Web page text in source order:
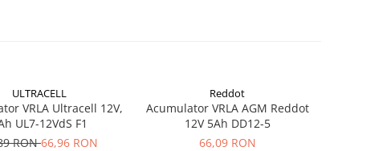
ULTRACELL
VRLA Ultracell 12V,
UL7-12VdS F1
RON66,96 RON
Reddot
Acumulator VRLA AGM Reddot
12V 5Ah DD12-5
66,09 RON